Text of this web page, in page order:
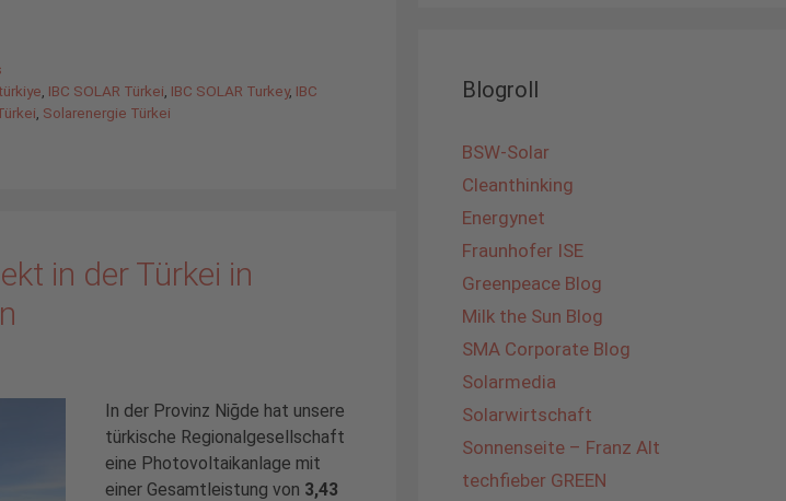
IBC SOLAR Türkei IBC SOLAR Turkey, IBC
Solarenergie Türkei
in der Türkei in
In der Provinz Niğde hat unsere
türkische Regionalgesellschaft
eine Photovoltaikanlage mit
einer Gesamtleistung von 3,43
Blogroll
BSW-Solar
Cleanthinking
Energynet
Fraunhofer ISE
Greenpeace Blog
Milk the Sun Blog
SMA Corporate Blog
Solarmedia
Solarwirtschaft
Sonnenseite – Franz Alt
techfieber GREEN